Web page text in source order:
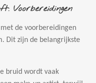
Voorbereidingen
de voorbereidingen
Dit zijn de belangrijkste
bruid wordt vaak